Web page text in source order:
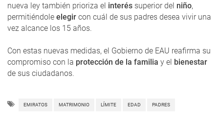
nueva ley también prioriza el interés superior del niño,
permitiéndole elegir con cuál de sus padres desea vivir una
vez alcance los 15 años.
Con estas nuevas medidas, el Gobierno de EAU reafirma su
compromiso con la protección de la familia y el bienestar
de sus ciudadanos.
EMIRATOS MATRIMONIO LÍMITE EDAD PADRES